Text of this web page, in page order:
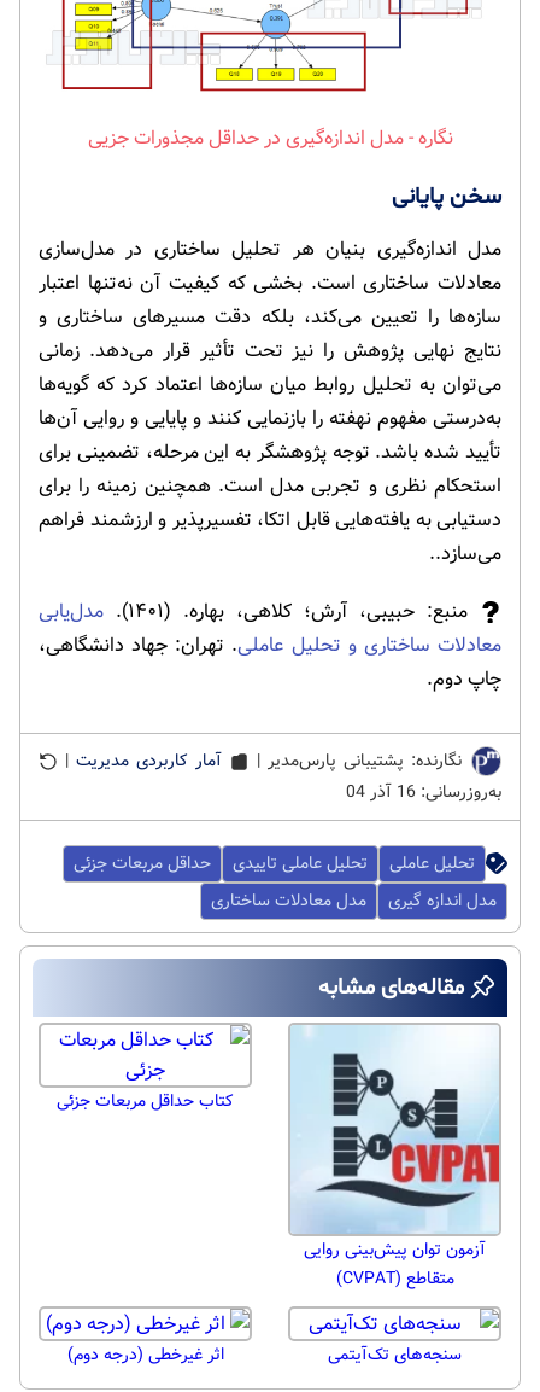
مدل اندازه‌گیری در حداقل مجذورات جزیی
سخن پایانی
مدل اندازه‌گیری بنیان هر تحلیل ساختاری در مدل‌سازی
معادلات ساختاری است. بخشی که کیفیت آن نه‌تنها اعتبار
سازه‌ها را تعیین می‌کند، بلکه دقت مسیرهای ساختاری و
نتایج نهایی پژوهش را نیز تحت تأثیر قرار می‌دهد. زمانی
می‌توان به تحلیل روابط میان سازه‌ها اعتماد کرد که گویه‌ها
به‌درستی مفهوم نهفته را بازنمایی کنند و پایایی و روایی آن‌ها
تأیید شده باشد. توجه پژوهشگر به این مرحله، تضمینی برای
استحکام نظری و تجربی مدل است. همچنین زمینه را برای
دستیابی به یافته‌هایی قابل اتکا، تفسیرپذیر و ارزشمند فراهم
می‌سازد..
منبع: حبیبی، آرش؛ کلاهی، بهاره. (۱۴۰۱).
مدل‌یابی
معادلات ساختاری و تحلیل عاملی. تهران: جهاد دانشگاهی،
چاپ دوم.
نگارنده: پشتیبانی پارس‌مدیر | آمار کاربردی مدیریت|
به‌روزرسانی: 16 آذر 04
تحلیل عاملی تحلیل عاملی تاییدی
حداقل مربعات جزئی
مدل اندازه گیری
مدل معادلات ساختاری
مقاله‌های مشابه
آزمون توان پیش‌بینی روایی
متقاطع (CVPAT)
کتاب حداقل مربعات جزئی
سنجه‌های تک‌آیتمی اثر غیرخطی (درجه دوم)